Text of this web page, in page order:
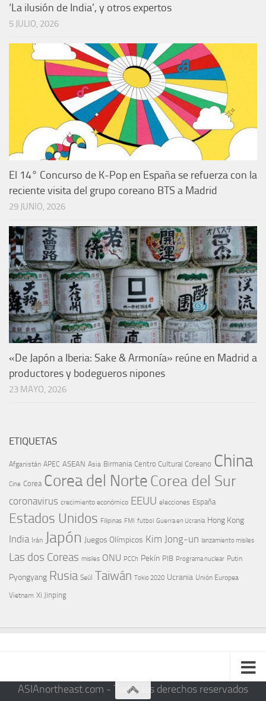
‘La ilusión de India’, y otros expertos
5 JULIO, 2026
El 14° Concurso de K-Pop en España se refuerza con la
reciente visita del grupo coreano BTS a Madrid
29 JUNIO, 2026
«De Japón a Iberia: Sake & Armonía» reúne en Madrid a
productores y bodegueros nipones
23 MAYO, 2026
ETIQUETAS
Afganistán APEC ASEAN Asia Birmania Centro Cultural Coreano China
Cine Corea Corea del NorteCorea del Sur
coronavirus crecimiento económico EEUU elecciones España
Estados Unidos Filipinas FMI futbol Guerra en Ucrania Hong Kong
India Irán Japón Juegos Olímpicos Kim Jong-un lanzamiento misiles
Las dos Coreas misiles ONU PCCh Pekín PIB Programa nuclear Putin
Pyongyang Rusia Seúl Taiwán Tokio 2020 Ucrania Unión Europea
Vietnam Xi Jinping
ASIAnortheast.com - Todos los derechos reservados